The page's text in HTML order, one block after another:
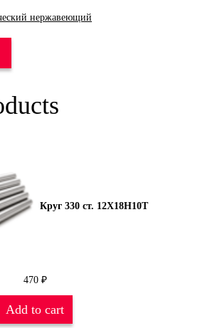
нержавеющий
Круг 330 ст. 12Х18Н10Т
470 ₽
Add to cart